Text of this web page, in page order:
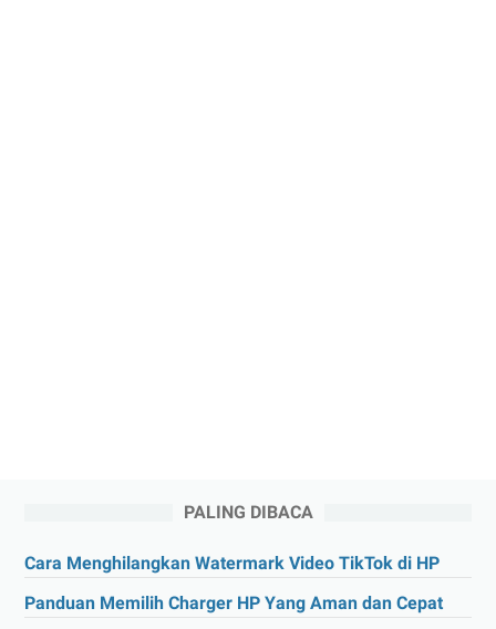
PALING DIBACA
Cara Menghilangkan Watermark Video TikTok di HP
Panduan Memilih Charger HP Yang Aman dan Cepat